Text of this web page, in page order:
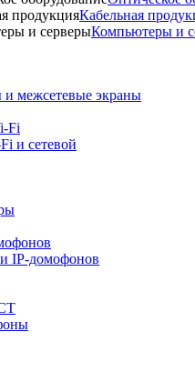
Кабельная
Компьютеры и
межсетевые экраны
Fi
и сетевой
IP-домофонов